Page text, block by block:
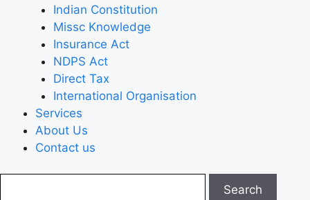
Indian Constitution
Missc Knowledge
Insurance Act
NDPS Act
Direct Tax
International Organisation
Services
About Us
Contact us